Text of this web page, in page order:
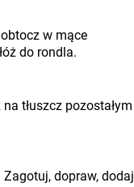
w mące
do rondla.
tłuszcz pozostałym
dopraw, dodaj